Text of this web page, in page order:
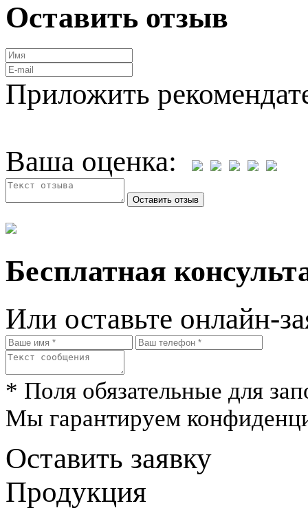
Оставить отзыв
Приложить
Ваша оценка:
Бесплатная
Или оставьте онлайн-
* Поля обязательные для
Мы гарантируем
Оставить заявку
Продукция